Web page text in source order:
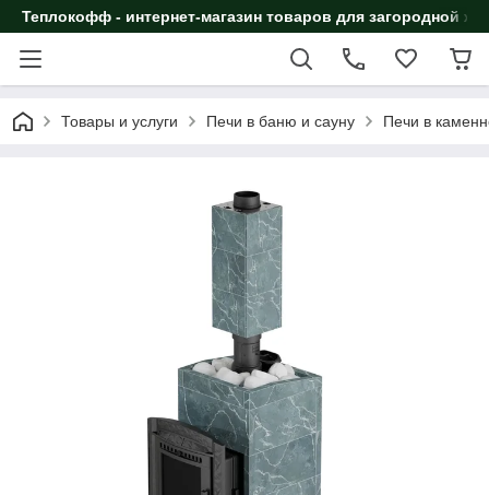
Теплокофф - интернет-магазин товаров для загородной
Товары и услуги Печи в баню и сауну Печи в